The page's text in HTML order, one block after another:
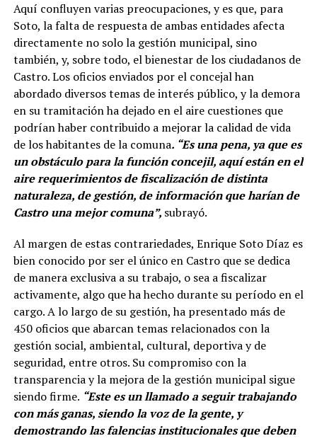
Aquí confluyen varias preocupaciones, y es que, para
Soto, la falta de respuesta de ambas entidades afecta
directamente no solo la gestión municipal, sino
también, y, sobre todo, el bienestar de los ciudadanos de
Castro. Los oficios enviados por el concejal han
abordado diversos temas de interés público, y la demora
en su tramitación ha dejado en el aire cuestiones que
podrían haber contribuido a mejorar la calidad de vida
de los habitantes de la comuna. “Es una pena, ya que es
un obstáculo para la función concejil, aquí están en el
aire requerimientos de fiscalización de distinta
naturaleza, de gestión, de información que harían de
Castro una mejor comuna”, subrayó.
Al margen de estas contrariedades, Enrique Soto Díaz es
bien conocido por ser el único en Castro que se dedica
de manera exclusiva a su trabajo, o sea a fiscalizar
activamente, algo que ha hecho durante su período en el
cargo. A lo largo de su gestión, ha presentado más de
450 oficios que abarcan temas relacionados con la
gestión social, ambiental, cultural, deportiva y de
seguridad, entre otros. Su compromiso con la
transparencia y la mejora de la gestión municipal sigue
siendo firme. “Este es un llamado a seguir trabajando
con más ganas, siendo la voz de la gente, y
demostrando las falencias institucionales que deben